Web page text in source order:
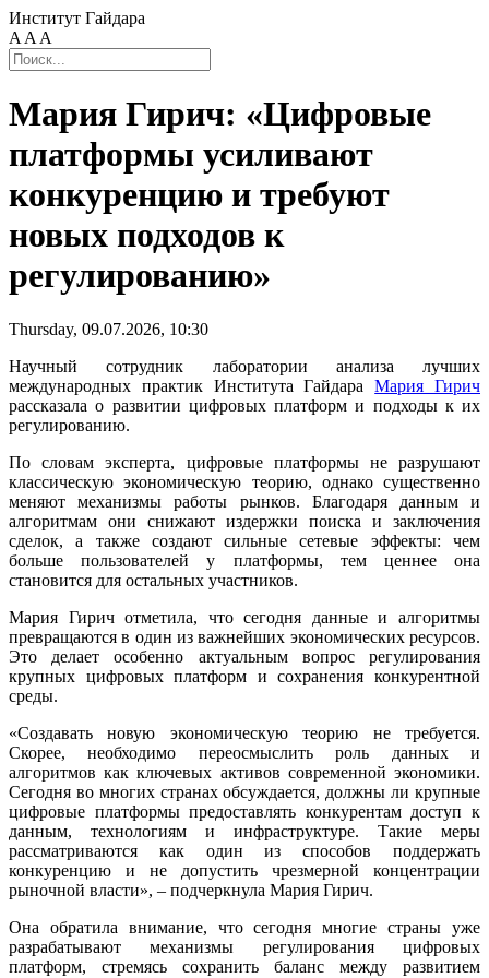
Институт Гайдара
A A A
Мария Гирич: «Цифровые
платформы усиливают
конкуренцию и требуют
новых подходов к
регулированию»
Thursday, 09.07.2026, 10:30
Научный сотрудник лаборатории анализа лучших
международных практик Института ГайдараМария Гирич
рассказала о развитии цифровых платформ и подходы к их
регулированию.
По словам эксперта, цифровые платформы не разрушают
классическую экономическую теорию, однако существенно
меняют механизмы работы рынков. Благодаря данным и
алгоритмам они снижают издержки поиска и заключения
сделок, а также создают сильные сетевые эффекты: чем
больше пользователей у платформы, тем ценнее она
становится для остальных участников.
Мария Гирич отметила, что сегодня данные и алгоритмы
превращаются в один из важнейших экономических ресурсов.
Это делает особенно актуальным вопрос регулирования
крупных цифровых платформ и сохранения конкурентной
среды.
«Создавать новую экономическую теорию не требуется.
Скорее, необходимо переосмыслить роль данных и
алгоритмов как ключевых активов современной экономики.
Сегодня во многих странах обсуждается, должны ли крупные
цифровые платформы предоставлять конкурентам доступ к
данным, технологиям и инфраструктуре. Такие меры
рассматриваются как один из способов поддержать
конкуренцию и не допустить чрезмерной концентрации
рыночной власти», – подчеркнула Мария Гирич.
Она обратила внимание, что сегодня многие страны уже
разрабатывают механизмы регулирования цифровых
платформ, стремясь сохранить баланс между развитием